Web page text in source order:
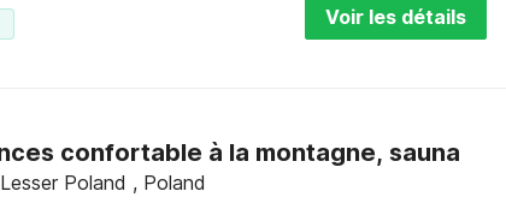
Voir les détails
confortable à la montagne, sauna
Poland , Poland